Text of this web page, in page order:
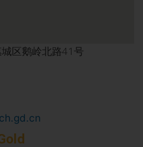
区鹅岭北路41号